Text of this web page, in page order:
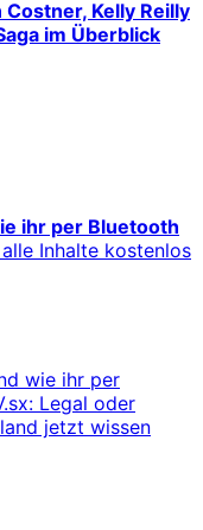
Kelly Reilly
im Überblick
ihr per Bluetooth
Inhalte kostenlos
wie ihr per
Legal oder
jetzt wissen